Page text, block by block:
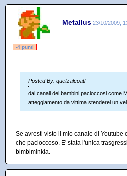
Metallus 23/10/2009,
-4 punti
Posted By: quetzalcoatl
dai canali dei bambini pacioccosi come
atteggiamento da vittima stenderei un
Se avresti visto il mio canale di Youtube
che pacioccoso. E' stata l'unica
bimbiminkia.